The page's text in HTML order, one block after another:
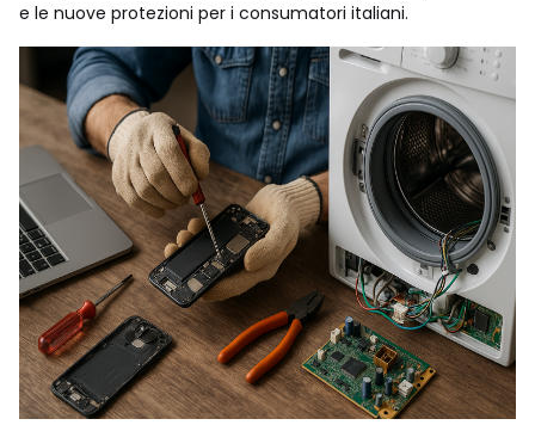
e le nuove protezioni per i consumatori italiani.